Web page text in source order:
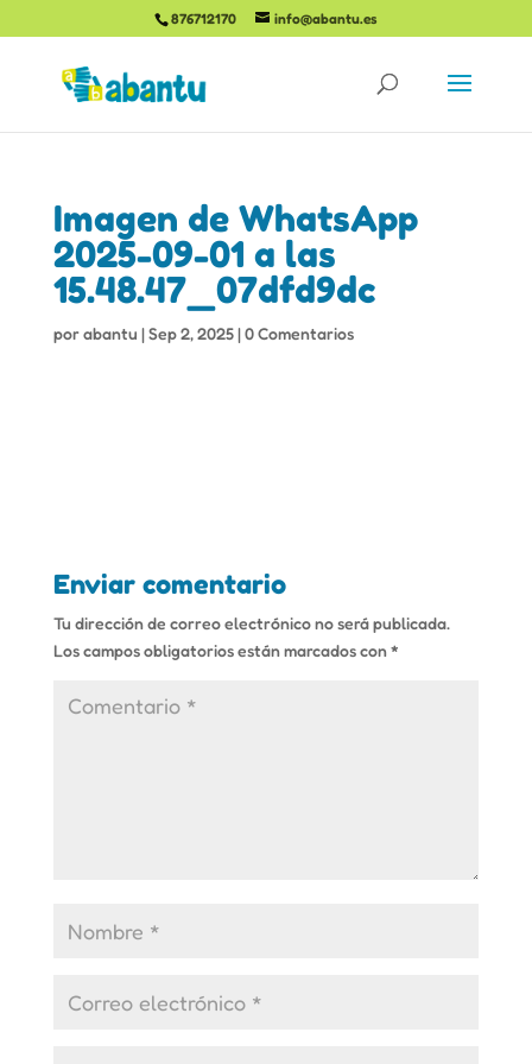
876712170 info@abantu.es
Imagen de WhatsApp
2025-09-01 a las
15.48.47_07dfd9dc
porabantu |Sep 2, 2025|0 Comentarios
Enviar comentario
Tu dirección de correo electrónico no será publicada.
Los campos obligatorios están marcados con*